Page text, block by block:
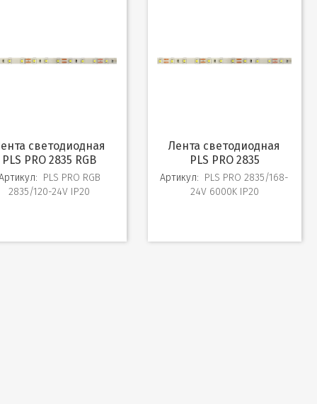
PLS PRO 2835 RGB
PLS PRO RGB
2835/120-24V IP20
Лента светодиодная
PLS PRO 2835
Артикул: PLS PRO 2835/168-
24V 6000K IP20